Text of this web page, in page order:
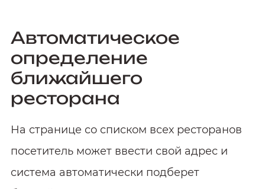
Автоматическое
определение
ближайшего
ресторана
На странице со списком всех ресторанов
посетитель может ввести свой адрес и
система автоматически подберет